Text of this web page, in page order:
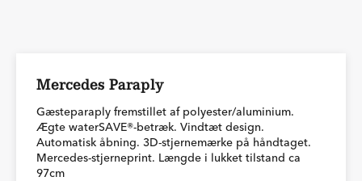
Mercedes Paraply
Gæsteparaply fremstillet af polyester/aluminium.
Ægte waterSAVE®-betræk. Vindtæt design.
Automatisk åbning. 3D-stjernemærke på håndtaget.
Mercedes-stjerneprint. Længde i lukket tilstand ca
97cm